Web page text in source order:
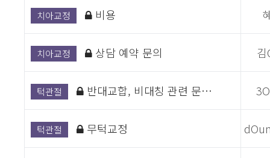
치아교정 비용
치아교정 상담 예약 문의
턱관절 반대교합, 비대칭 관련 문…
턱관절 무턱교정